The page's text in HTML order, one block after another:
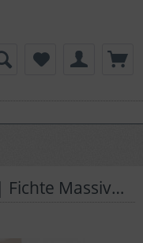
Dielenschrank | Alina G2 | Fichte Massivholz | T72